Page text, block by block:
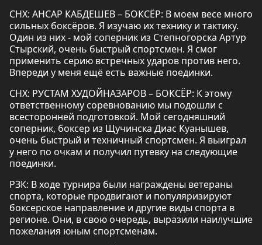
СНХ: АНСАР КАБДЕШЕВ – БОКСЁР: В моем весе много
сильных боксёров. Я изучаю их технику и тактику.
Один из них - мой соперник из Степногорска Артур
Стырский, очень быстрый спортсмен. Я смог
применить серию встречных ударов против него.
Впереди у меня ещё есть важные поединки.
СНХ: РУСТАМ ХУДОЙНАЗАРОВ – БОКСЁР: К этому
ответственному соревнованию мы подошли с
всесторонней подготовкой. Мой сегодняшний
соперник, боксер из Щучинска Диас Куанышев,
очень быстрый и техничный спортсмен. Я выиграл
у него по очкам и получил путевку на следующие
поединки.
РЗК: В ходе турнира были награждены ветераны
спорта, которые продвигают и популяризируют
боксерское направление и другие виды спорта в
регионе. Они, в свою очередь, выразили наилучшие
пожелания юным спортсменам.